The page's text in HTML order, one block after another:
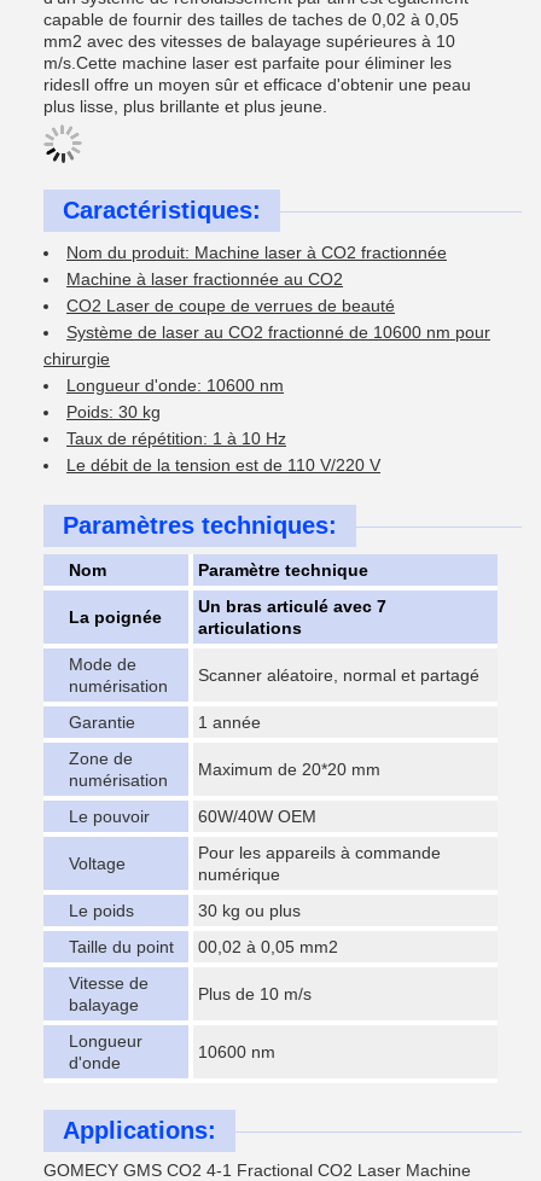
capable de fournir des tailles de taches de 0,02 à 0,05
mm2 avec des vitesses de balayage supérieures à 10
m/s.Cette machine laser est parfaite pour éliminer les
ridesIl offre un moyen sûr et efficace d'obtenir une peau
plus lisse, plus brillante et plus jeune.
Caractéristiques:
Nom du produit: Machine laser à CO2 fractionnée
Machine à laser fractionnée au CO2
CO2 Laser de coupe de verrues de beauté
Système de laser au CO2 fractionné de 10600 nm pour
chirurgie
Longueur d'onde: 10600 nm
Poids: 30 kg
Taux de répétition: 1 à 10 Hz
Le débit de la tension est de 110 V/220 V
Paramètres techniques:
Nom Paramètre technique
La poignée
Un bras articulé avec 7
articulations
Mode de
numérisation
Scanner aléatoire, normal et partagé
Garantie
1 année
Zone de
numérisation
Maximum de 20*20 mm
Le pouvoir 60W/40W OEM
Voltage
Pour les appareils à commande
numérique
Le poids
30 kg ou plus
Taille du point
00,02 à 0,05 mm2
Vitesse de
balayage
Plus de 10 m/s
Longueur
d'onde
10600 nm
Applications:
GOMECY GMS CO2 4-1 Fractional CO2 Laser Machine